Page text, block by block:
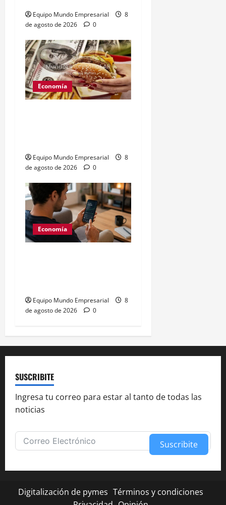
Equipo Mundo Empresarial
8
de agosto de 2026
0
Economía
Equipo Mundo Empresarial
8
de agosto de 2026
0
Economía
Equipo Mundo Empresarial
8
de agosto de 2026
0
SUSCRIBITE
Ingresa tu correo para estar al tanto de todas las
noticias
Suscribite
Digitalización de pymes Términos y condiciones